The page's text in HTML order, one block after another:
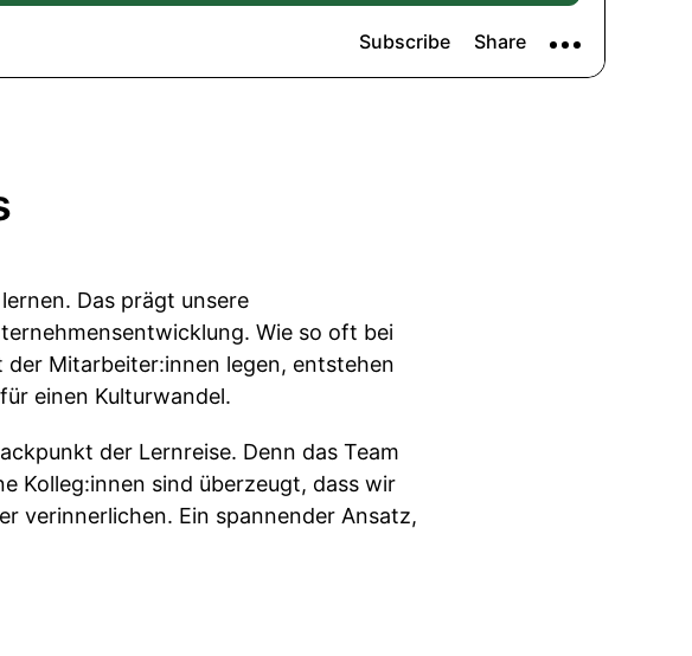
Das prägt unsere
Wie so oft bei
Mitarbeiter:innen legen, entstehen
einen Kulturwandel.
der Lernreise. Denn das Team
Kolleg:innen sind überzeugt, dass wir
verinnerlichen. Ein spannender Ansatz,